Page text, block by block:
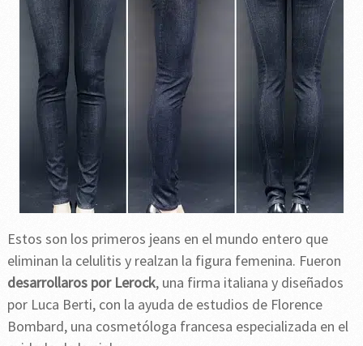
Estos son los primeros jeans en el mundo entero que
eliminan la celulitis y realzan la figura femenina. Fueron
desarrollaros por Lerock, una firma italiana y diseñados
por Luca Berti, con la ayuda de estudios de Florence
Bombard, una cosmetóloga francesa especializada en el